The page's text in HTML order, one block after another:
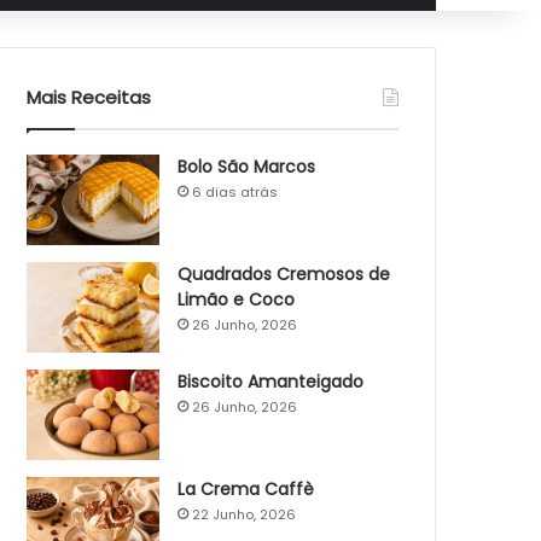
Mais Receitas
Bolo São Marcos
6 dias atrás
Quadrados Cremosos de
Limão e Coco
26 Junho, 2026
Biscoito Amanteigado
26 Junho, 2026
La Crema Caffè
22 Junho, 2026